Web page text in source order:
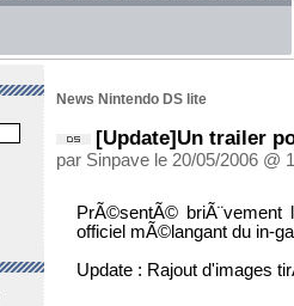
News Nintendo DS lite
[Update]Un trailer
par Sinpave le 20/05/2006 @
PrÃ©sentÃ©
officiel mÃ©langant du in-
Update : Rajout d'images